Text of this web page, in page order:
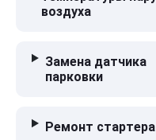
воздуха
Замена датчика
парковки
Ремонт стартера